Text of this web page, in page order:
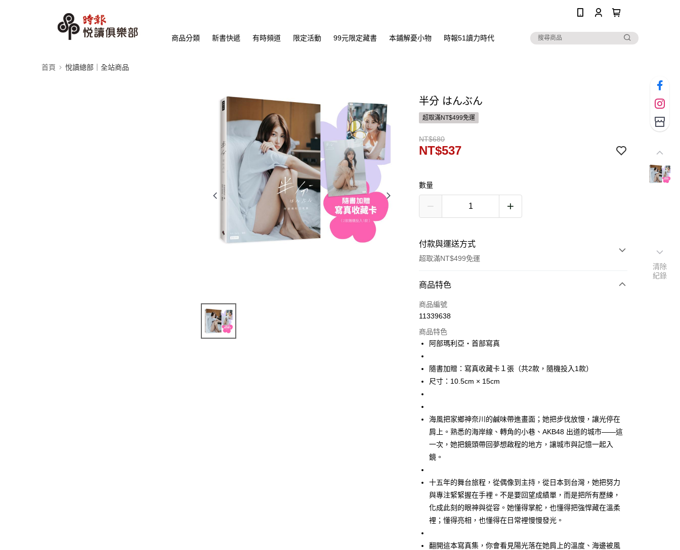
商品分類 新書快遞 有時頻道 限定活動 99元限定藏書 本鋪解憂小物 時報51讀力時代
首頁 悅讀總部｜全站商品
半分 はんぶん
超取滿NT$499免運
NT$680
NT$537
數量
付款與運送方式
超取滿NT$499免運
付款方式
信用卡一次付款
運送方式
付款後全家取貨
每筆NT$60，滿NT$499(含以上)免運費
付款後7-11取貨
宅配
每筆NT$100，滿NT$499(含以上)免運費
商品特色
商品編號
11339638
商品特色
阿部瑪利亞‧首部寫真
隨書加贈：寫真收藏卡１張（共2款，隨機投入1款）
尺寸：10.5cm × 15cm
海風把家鄉神奈川的鹹味帶進畫面；她把步伐放慢，讓光停在
肩上。熟悉的海岸線、轉角的小巷、AKB48 出道的城市——這
一次，她把鏡頭帶回夢想啟程的地方，讓城市與記憶一起入
鏡。
十五年的舞台旅程，從偶像到主持，從日本到台灣，她把努力
與專注緊緊握在手裡。不是要回望成績單，而是把所有歷練，
化成此刻的眼神與從容。她懂得掌舵，也懂得把強悍藏在溫柔
裡；懂得亮相，也懂得在日常裡慢慢發光。
翻開這本寫真集，你會看見陽光落在她肩上的溫度、海邊被風
清除
紀錄